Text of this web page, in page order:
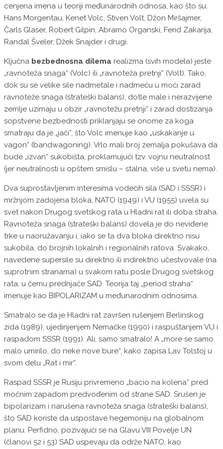
cenjena imena u teoriji međunarodnih odnosa, kao što su:
Hans Morgentau, Kenet Volc, Stiven Volt, Džon Miršajmer,
Čarls Glaser, Robert Gilpin, Abramo Organski, Ferid Zakarija,
Randal Šveler, Džek Snajder i drugi.
Ključna bezbednosna dilema realizma (svih modela) jeste
„ravnoteža snaga“ (Volc) ili „ravnoteža pretnji“ (Volt). Tako,
dok su se velike sile nadmetale i nadmeću u moći zarad
ravnoteže snaga (strateški balans), dotle male i nerazvijene
zemlje uzimaju u obzir „ravnotežu pretnji“ i zarad dostizanja
sopstvene bezbednosti priklanjaju se onome za koga
smatraju da je „jači“, što Volc imenuje kao „uskakanje u
vagon“ (bandwagoning). Vrlo mali broj zemalja pokušava da
bude „izvan“ sukobišta, proklamujući tzv. vojnu neutralnost
(jer neutralnosti u opštem smislu – stalna, više u svetu nema).
Dva suprostavljenim interesima vodećih sila (SAD i SSSR) i
mržnjom zadojena bloka, NATO (1949) i VU (1955) uvela su
svet nakon Drugog svetskog rata u Hladni rat ili doba straha.
Ravnoteža snaga (strateški balans) dovela je do neviđene
trke u naoružavanju i, iako se ta dva bloka direktno nisu
sukobila, do brojnih lokalnih i regionalnih ratova. Svakako,
navedene supersile su direktno ili indirektno učestvovale (na
suprotnim stranama) u svakom ratu posle Drugog svetskog
rata, u čemu prednjače SAD. Teorija taj „period straha“
imenuje kao BIPOLARIZAM u međunarodnim odnosima.
Smatralo se da je Hladni rat završen rušenjem Berlinskog
zida (1989), ujedinjenjem Nemačke (1990) i raspuštanjem VU i
raspadom SSSR (1991). Ali, samo smatralo! A „more se samo
malo umirilo, do neke nove bure“, kako zapisa Lav Tolstoj u
svom delu „Rat i mir“.
Raspad SSSR je Rusiju privremeno „bacio na kolena“ pred
moćnim zapadom predvođenim od strane SAD. Srušen je
bipolarizam i narušena ravnoteža snaga (strateški balans),
što SAD koriste da uspostave hegemoniju na globalnom
planu. Perfidno, pozivajući se na Glavu VIII Povelje UN
(članovi 52 i 53) SAD uspevaju da održe NATO, kao